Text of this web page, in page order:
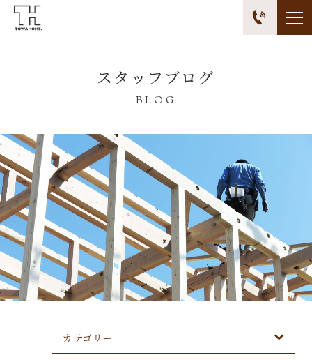
スタッフブログ
BLOG
カテゴリー